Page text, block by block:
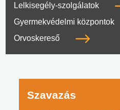
Lelkisegély-szolgálatok
Gyermekvédelmi központok
Orvoskereső
Szavazás